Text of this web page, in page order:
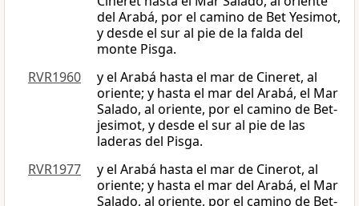
del Arabá, por el camino de Bet Yesimot,
y desde el sur al pie de la falda del
monte Pisga.
RVR1960
y el Arabá hasta el mar de Cineret, al
oriente; y hasta el mar del Arabá, el Mar
Salado, al oriente, por el camino de Bet-
jesimot, y desde el sur al pie de las
laderas del Pisga.
RVR1977
y el Arabá hasta el mar de Cinerot, al
oriente; y hasta el mar del Arabá, el Mar
Salado, al oriente, por el camino de Bet-